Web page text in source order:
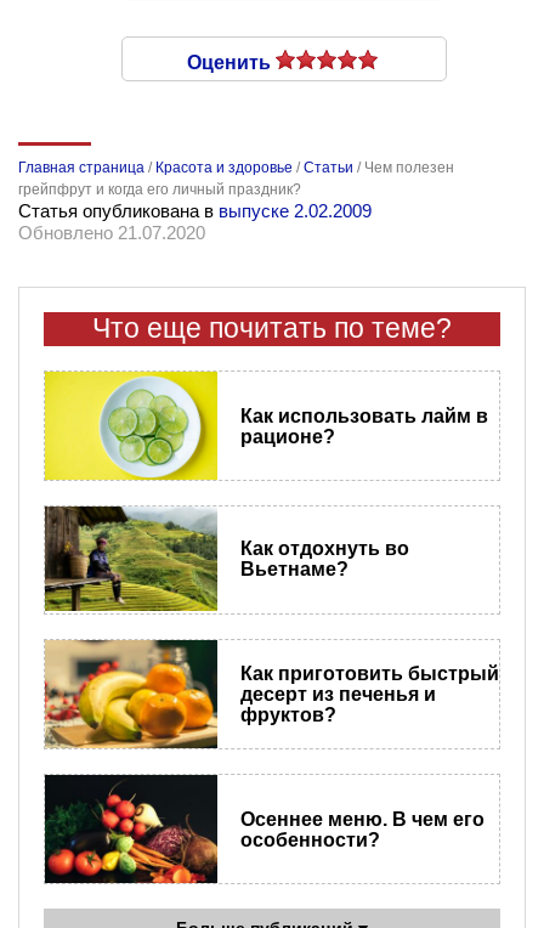
Оценить
Главная страница / Красота и здоровье /Статьи / Чем полезен
грейпфрут и когда его личный праздник?
Статья опубликована в выпуске 2.02.2009
Обновлено 21.07.2020
Что еще почитать по теме?
Как использовать лайм в
рационе?
Как отдохнуть во
Вьетнаме?
Как приготовить быстрый
десерт из печенья и
фруктов?
Осеннее меню. В чем его
особенности?